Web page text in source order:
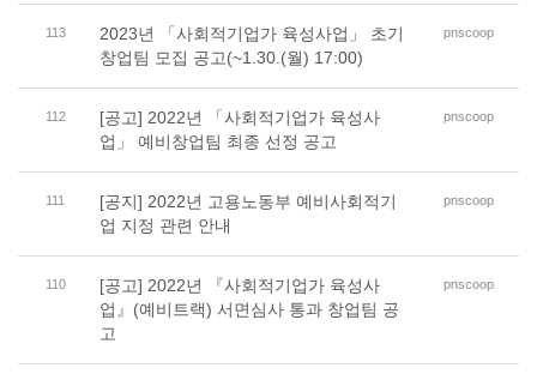
113
2023년 「사회적기업가 육성사업」 초기
창업팀 모집 공고(~1.30.(월) 17:00)
pnscoop
112
[공고] 2022년 「사회적기업가 육성사
업」 예비창업팀 최종 선정 공고
pnscoop
111
[공지] 2022년 고용노동부 예비사회적기
업 지정 관련 안내
pnscoop
110
[공고] 2022년 『사회적기업가 육성사
업』(예비트랙) 서면심사 통과 창업팀 공
고
pnscoop